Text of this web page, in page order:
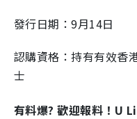
發行日期：9月14日
認購資格：持有有效香
士
有料爆? 歡迎報料！U